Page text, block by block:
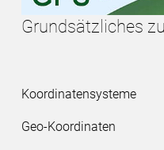
Grundsätzliches
Koordinatensysteme
Geo-Koordinaten